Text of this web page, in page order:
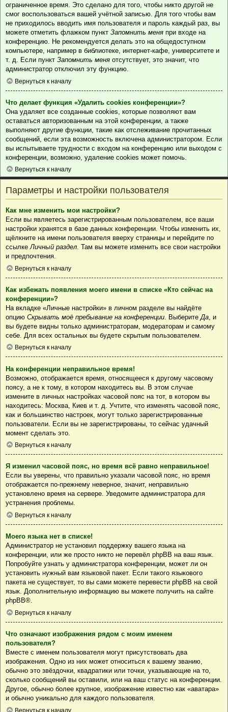
ограниченное время. Это сделано для того, чтобы никто другой не
смог воспользоваться вашей учётной записью. Для того чтобы вам
не приходилось вводить имя пользователя и пароль каждый раз, вы
можете отметить флажком пункт Запомнить меня при входе на
конференцию. Не рекомендуется делать это на общедоступном
компьютере, например в библиотеке, интернет-кафе, университете и
т. д. Если пункт Запомнить меня отсутствует, это значит, что
администратор отключил эту функцию.
Вернуться к началу
Что делает функция «Удалить cookies конференции»?
Она удаляет все созданные cookies, которые позволяют вам
оставаться авторизованным на этой конференции, а также
выполняют другие функции, такие как отслеживание прочитанных
сообщений, если эта возможность включена администратором. Если
вы испытываете трудности с входом на конференцию или выходом с
конференции, возможно, удаление cookies может помочь.
Вернуться к началу
Параметры и настройки пользователя
Как мне изменить мои настройки?
Если вы являетесь зарегистрированным пользователем, все ваши
настройки хранятся в базе данных конференции. Чтобы изменить их,
щёлкните на имени пользователя вверху страницы и перейдите по
ссылкеЛичный раздел. Там вы можете изменить все свои настройки
и предпочтения.
Вернуться к началу
Как избежать появления моего имени в списке «Кто сейчас на
конференции»?
На вкладке «Личные настройки» в личном разделе вы найдёте
опцию Скрывать моё пребывание на конференции . Выберите Да , и
вы будете видны только администраторам, модераторам и самому
себе. Для всех остальных вы будете скрытым пользователем.
Вернуться к началу
На конференции неправильное время!
Возможно, отображается время, относящееся к другому часовому
поясу, а не к тому, в котором находитесь вы. В этом случае
измените в личных настройках часовой пояс на тот, в котором вы
находитесь: Москва, Киев и т. д. Учтите, что изменять часовой пояс,
как и большинство настроек, могут только зарегистрированные
пользователи. Если вы не зарегистрированы, то сейчас удачный
момент сделать это.
Вернуться к началу
Я изменил часовой пояс, но время всё равно неправильное!
Если вы уверены, что правильно указали часовой пояс, но время
отображается по-прежнему неверное, значит, неправильно
установлено время на сервере. Уведомите администратора для
устранения проблемы.
Вернуться к началу
Моего языка нет в списке!
Администратор не установил поддержку вашего языка на
конференции, или же просто никто не перевёл phpBB на ваш язык.
Попробуйте узнать у администратора конференции, может ли он
установить нужный вам языковой пакет. Если такого языкового
пакета не существует, то вы сами можете перевести phpBB на свой
язык. Дополнительную информацию вы можете получить на сайте
phpBB®.
Вернуться к началу
Что означают изображения рядом с моим именем
пользователя?
Вместе с именем пользователя могут присутствовать два
изображения. Одно из них может относиться к вашему званию,
обычно это звёздочки, квадратики или точки, указывающие на то,
сколько сообщений вы оставили, или на ваш статус на конференции.
Другое, обычно более крупное, изображение известно как «аватара»
и обычно уникально для каждого пользователя.
Вернуться к началу